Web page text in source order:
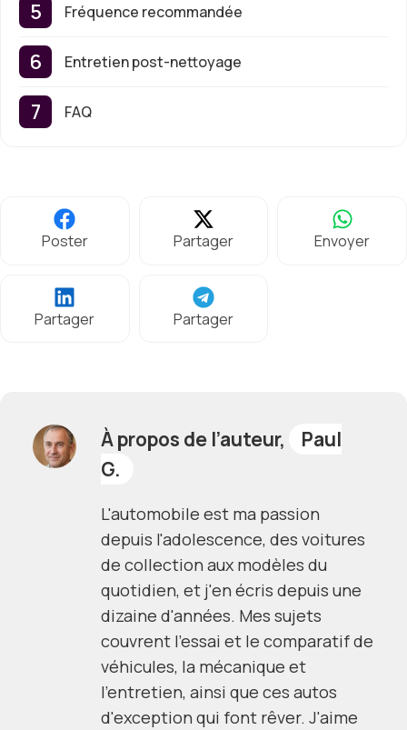
Fréquence recommandée
Entretien post-nettoyage
FAQ
Poster Partager Envoyer
Partager Partager
À propos de l’auteur,
Paul
G.
L'automobile est ma passion
depuis l'adolescence, des voitures
de collection aux modèles du
quotidien, et j'en écris depuis une
dizaine d'années. Mes sujets
couvrent l'essai et le comparatif de
véhicules, la mécanique et
l'entretien, ainsi que ces autos
d'exception qui font rêver. J'aime